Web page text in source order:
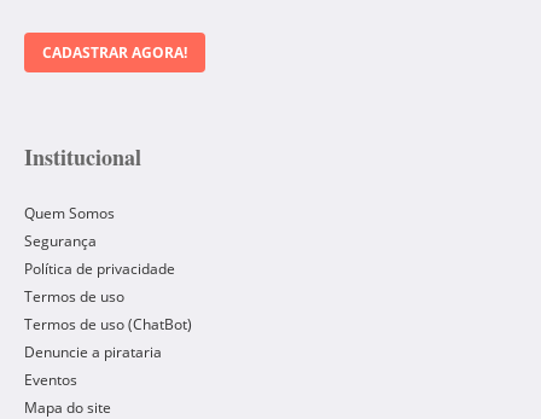
CADASTRAR AGORA!
Institucional
Quem Somos
Segurança
Política de privacidade
Termos de uso
Termos de uso (ChatBot)
Denuncie a pirataria
Eventos
Mapa do site